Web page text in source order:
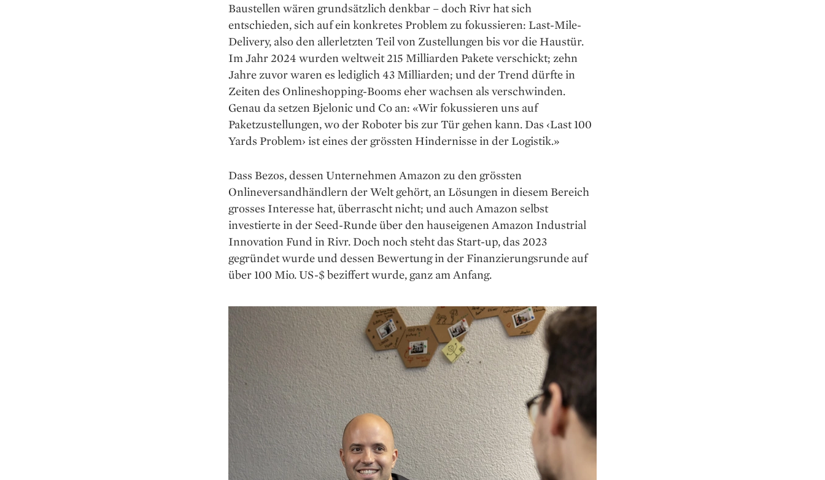
Baustellen wären grundsätzlich denkbar – doch Rivr hat sich
entschieden, sich auf ein konkretes Problem zu fokussieren: Last-Mile-
Delivery, also den aller­letzten Teil von Zustellungen bis vor die Haustür.
Im Jahr 2024 wurden weltweit 215 Milliarden Pakete verschickt; zehn
Jahre zuvor ­waren es lediglich 43 Milliarden; und der Trend dürfte in
Zeiten des Onlineshopping-Booms eher wachsen als verschwinden.
Genau da setzen Bjelonic und Co an: «Wir fokussieren uns auf
Paketzustellungen, wo der Roboter bis zur Tür gehen kann. Das ‹Last 100
Yards Problem› ist eines der grössten Hindernisse in der Logistik.»
Dass Bezos, dessen Unternehmen Amazon zu den grössten
Onlineversandhändlern der Welt gehört, an Lösungen in diesem Bereich
grosses Interesse hat, überrascht nicht; und auch Amazon selbst
investierte in der Seed-Runde über den hauseigenen Amazon Industrial
Innovation Fund in Rivr. Doch noch steht das Start-up, das 2023
gegründet wurde und dessen Bewertung in der Finanzierungsrunde auf
über 100 Mio. US-$ beziffert wurde, ganz am Anfang.